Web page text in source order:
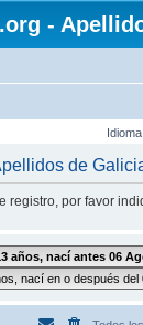
-
Idioma:
de
registro, por favor